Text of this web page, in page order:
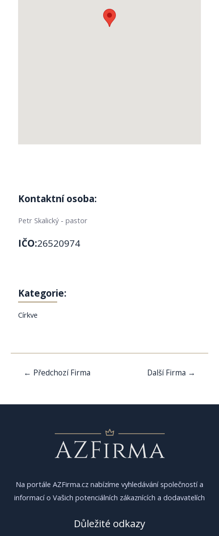
Kontaktní osoba:
Petr Skalický - pastor
IČO:26520974
Kategorie:
Církve
Navigace
← Předchozí Firma Další Firma →
Na portále AZFirma.cz nabízíme vyhledávání společností a
informací o Vašich potenciálních zákaznících a dodavatelích
Důležité odkazy